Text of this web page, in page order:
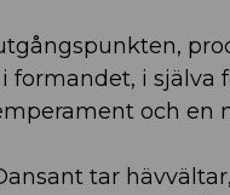
formandet, i själva
och en
tar